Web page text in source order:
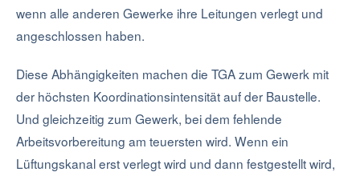
wenn alle anderen Gewerke ihre Leitungen verlegt und
angeschlossen haben.
Diese Abhängigkeiten machen die TGA zum Gewerk mit
der höchsten Koordinationsintensität auf der Baustelle.
Und gleichzeitig zum Gewerk, bei dem fehlende
Arbeitsvorbereitung am teuersten wird. Wenn ein
Lüftungskanal erst verlegt wird und dann festgestellt wird,